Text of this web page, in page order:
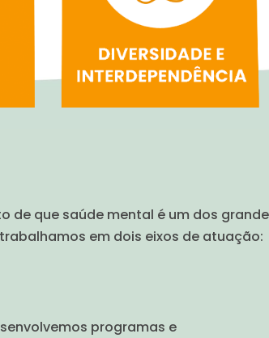
de que saúde mental é um dos
em dois eixos de atuação:
programas e